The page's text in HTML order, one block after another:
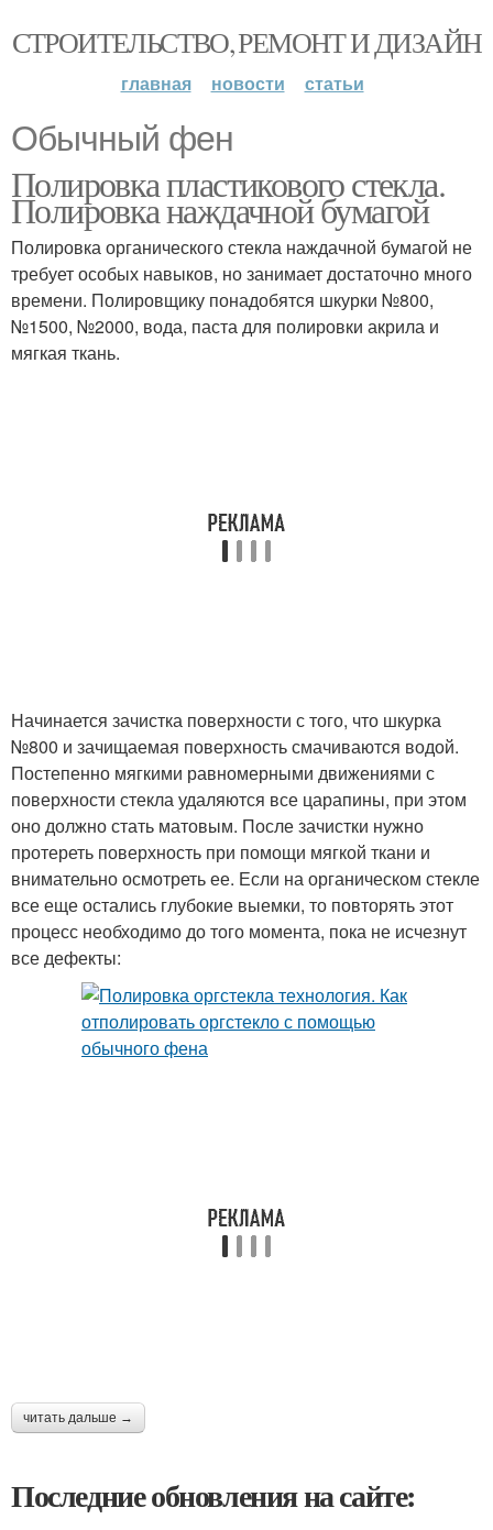
СТРОИТЕЛЬСТВО, РЕМОНТ И ДИЗАЙН
главная новости статьи
Обычный фен
Полировка пластикового стекла.
Полировка наждачной бумагой
Полировка органического стекла наждачной бумагой не
требует особых навыков, но занимает достаточно много
времени. Полировщику понадобятся шкурки №800,
№1500, №2000, вода, паста для полировки акрила и
мягкая ткань.
Начинается зачистка поверхности с того, что шкурка
№800 и зачищаемая поверхность смачиваются водой.
Постепенно мягкими равномерными движениями с
поверхности стекла удаляются все царапины, при этом
оно должно стать матовым. После зачистки нужно
протереть поверхность при помощи мягкой ткани и
внимательно осмотреть ее. Если на органическом стекле
все еще остались глубокие выемки, то повторять этот
процесс необходимо до того момента, пока не исчезнут
все дефекты:
читать дальше →
Последние обновления на сайте: